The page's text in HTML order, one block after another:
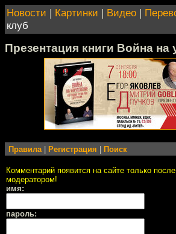
Новости | Картинки | Видео |
клуб
Презентация книги Война на
Правила Регистрация Поиск
Комментарий появится на сайте только
модератором!
имя:
пароль: